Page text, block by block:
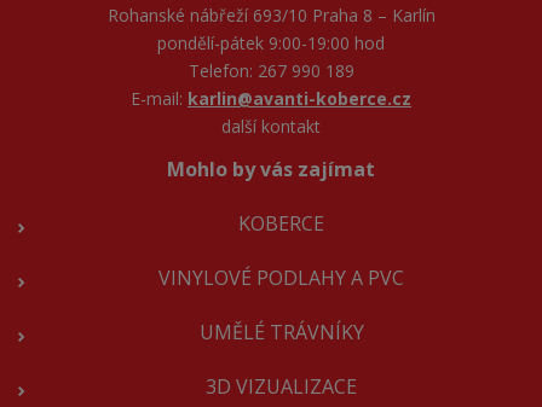
Rohanské nábřeží 693/10 Praha 8 – Karlín
pondělí-pátek 9:00-19:00 hod
Telefon: 267 990 189
E-mail: karlin@avanti-koberce.cz
další kontakt
Mohlo by vás zajímat
KOBERCE
VINYLOVÉ PODLAHY A PVC
UMĚLÉ TRÁVNÍKY
3D VIZUALIZACE